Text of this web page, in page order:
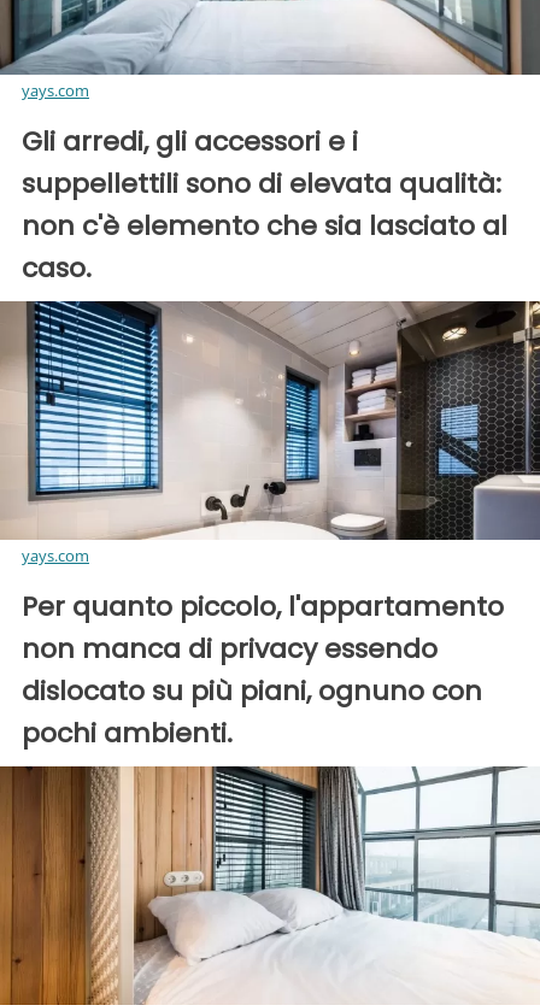
yays.com
Gli arredi, gli accessori e i
suppellettili sono di elevata qualità:
non c'è elemento che sia lasciato al
caso.
yays.com
Per quanto piccolo, l'appartamento
non manca di privacy essendo
dislocato su più piani, ognuno con
pochi ambienti.